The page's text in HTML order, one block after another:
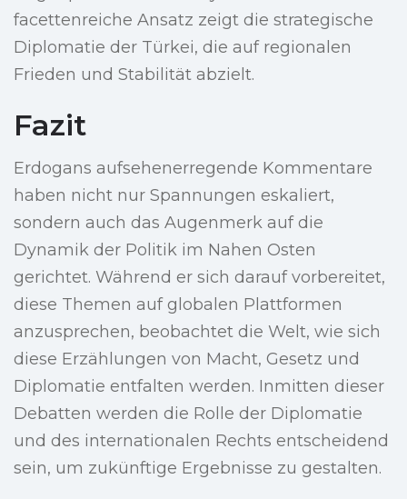
facettenreiche Ansatz zeigt die strategische
Diplomatie der Türkei, die auf regionalen
Frieden und Stabilität abzielt.
Fazit
Erdogans aufsehenerregende Kommentare
haben nicht nur Spannungen eskaliert,
sondern auch das Augenmerk auf die
Dynamik der Politik im Nahen Osten
gerichtet. Während er sich darauf vorbereitet,
diese Themen auf globalen Plattformen
anzusprechen, beobachtet die Welt, wie sich
diese Erzählungen von Macht, Gesetz und
Diplomatie entfalten werden. Inmitten dieser
Debatten werden die Rolle der Diplomatie
und des internationalen Rechts entscheidend
sein, um zukünftige Ergebnisse zu gestalten.